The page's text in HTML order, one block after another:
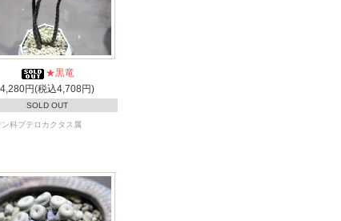
★黒竜
4,280円(税込4,708円)
SOLD OUT
科プテロカクタス属